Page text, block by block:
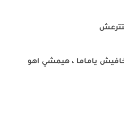
ياماما ، هيمشي اهو